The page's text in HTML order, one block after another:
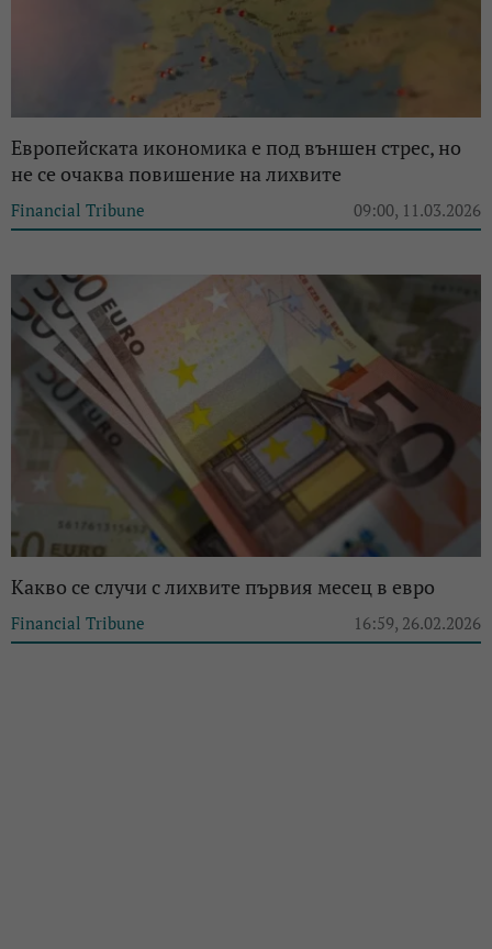
Европейската икономика е под външен стрес, но
не се очаква повишение на лихвите
Financial Tribune 09:00, 11.03.2026
Какво се случи с лихвите първия месец в евро
Financial Tribune 16:59, 26.02.2026